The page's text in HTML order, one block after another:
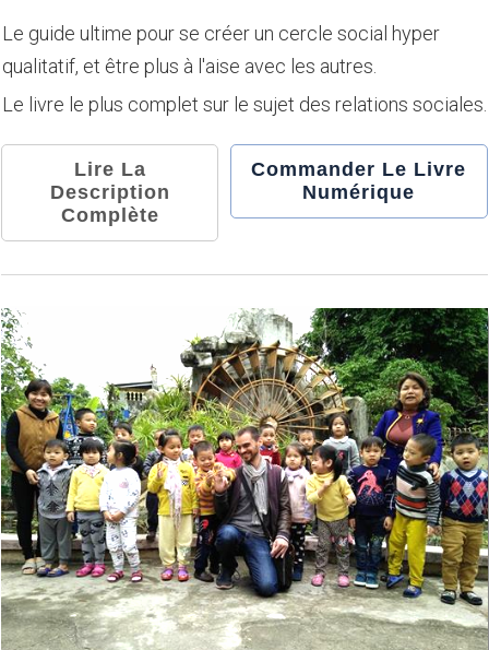
Le guide ultime pour se créer un cercle social hyper
qualitatif, et être plus à l'aise avec les autres.
Le livre le plus complet sur le sujet des relations sociales.
Lire La
Description
Complète
Commander Le Livre
Numérique